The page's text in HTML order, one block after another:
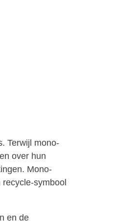
Terwijl mono-
over hun
Mono-
symbool
en de